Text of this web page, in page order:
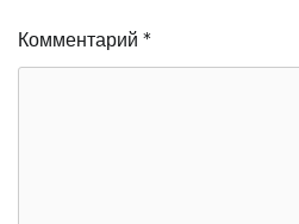
Комментарий *